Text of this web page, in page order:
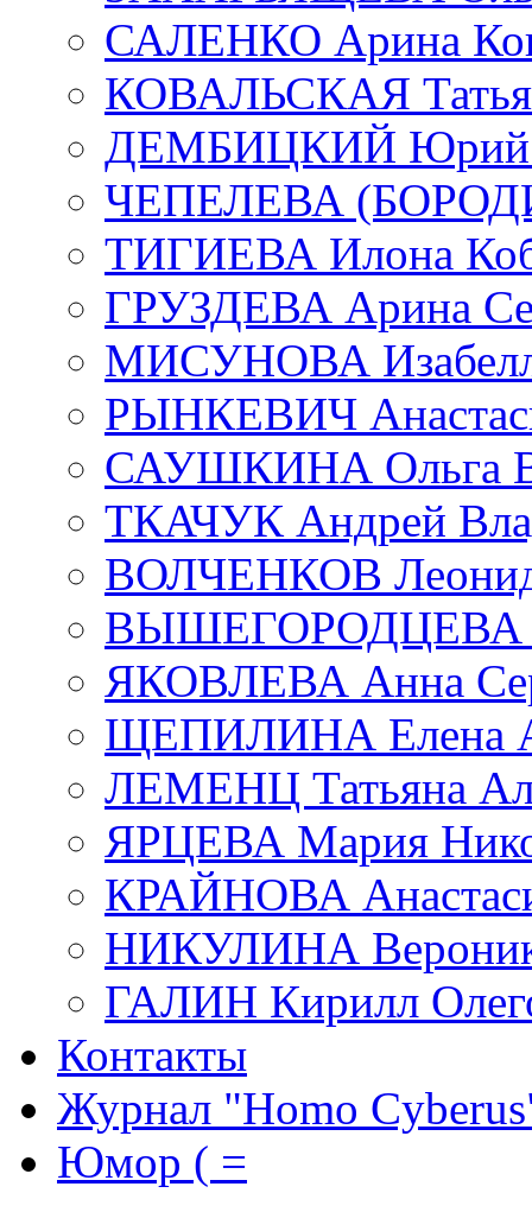
САЛЕНКО Арина
КОВАЛЬСКАЯ
ДЕМБИЦКИЙ Юрий
ЧЕПЕЛЕВА
ТИГИЕВА Илона
ГРУЗДЕВА Арина
МИСУНОВА
РЫНКЕВИЧ
САУШКИНА Ольга
ТКАЧУК Андрей
ВОЛЧЕНКОВ Леонид
ВЫШЕГОРОДЦЕВА
ЯКОВЛЕВА Анна
ЩЕПИЛИНА Елена
ЛЕМЕНЦ Татьяна
ЯРЦЕВА Мария
КРАЙНОВА
НИКУЛИНА
ГАЛИН Кирилл
Контакты
Журнал "Homo
Юмор ( =